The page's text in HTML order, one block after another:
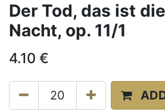
Der Tod, das ist
Nacht, op. 11/1
4.10 €